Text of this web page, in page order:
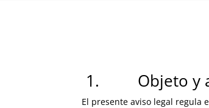
1. Objeto y
El presente aviso legal regula